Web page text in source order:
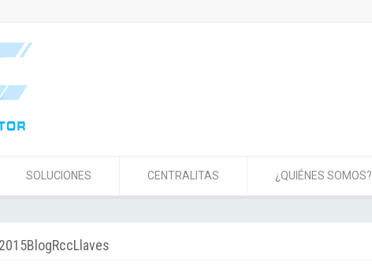
SOLUCIONES CENTRALITAS ¿QUIÉNES SOMOS?